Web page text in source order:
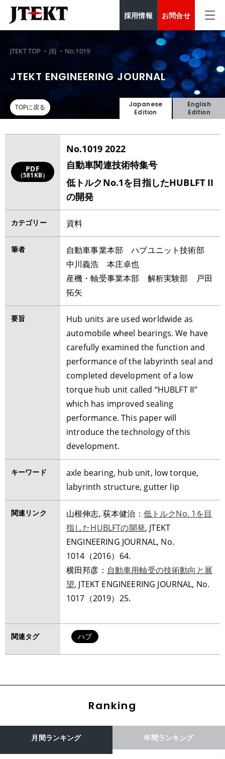
採用情報 お問合せ
JTEKT TOP JEJ No.1019
JTEKT ENGINEERING JOURNAL
TOPに戻る
Japanese
Edition
English
Edition
PDF
（581KB）
No.1019 2022
自動車関連技術特集号
低トルクNo.1を目指したHUBLFT II
の開発
カテゴリー 資料
筆者
自動車事業本部 ハブユニット技術部
中川義浩 本庄卓也
産機・軸受事業本部 解析実験部 戸田
拓矢
要旨
Hub units are used worldwide as
automobile wheel bearings. We have
carefully examined the function and
performance of the labyrinth seal and
completed development of a low
torque hub unit called “HUBLFT Ⅱ”
which has improved sealing
performance. This paper will
introduce the technology of this
development.
キーワード
axle bearing, hub unit, low torque,
labyrinth structure, gutter lip
関連リンク 山根伸志, 荻本健治： 低トルクNo. 1を目
指したHUBLFTの開発, JTEKT
ENGINEERING JOURNAL, No.
1014（2016）64.
横田邦彦： 自動車用軸受の技術動向と展
望, JTEKT ENGINEERING JOURNAL, No.
1017（2019）25.
関連タグ ハブ
Ranking
月間ランキング 年間ランキング